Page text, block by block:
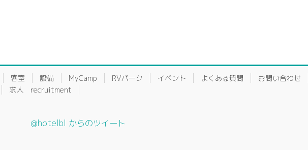
客室 設備 MyCamp RVパーク イベント よくある質問 お問い合わせ
求人 recruitment
@hotelbl からのツイート